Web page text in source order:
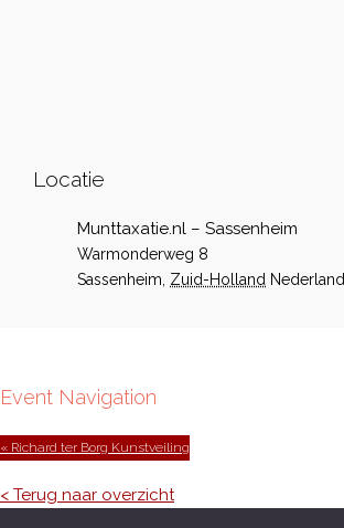
Locatie
Munttaxatie.nl – Sassenheim
Warmonderweg 8
Sassenheim Zuid-Holland Nederland
Event Navigation
« Richard ter Borg Kunstveiling
< Terug naar overzicht